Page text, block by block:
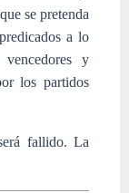
se pretenda
a lo
y
los partidos
fallido. La